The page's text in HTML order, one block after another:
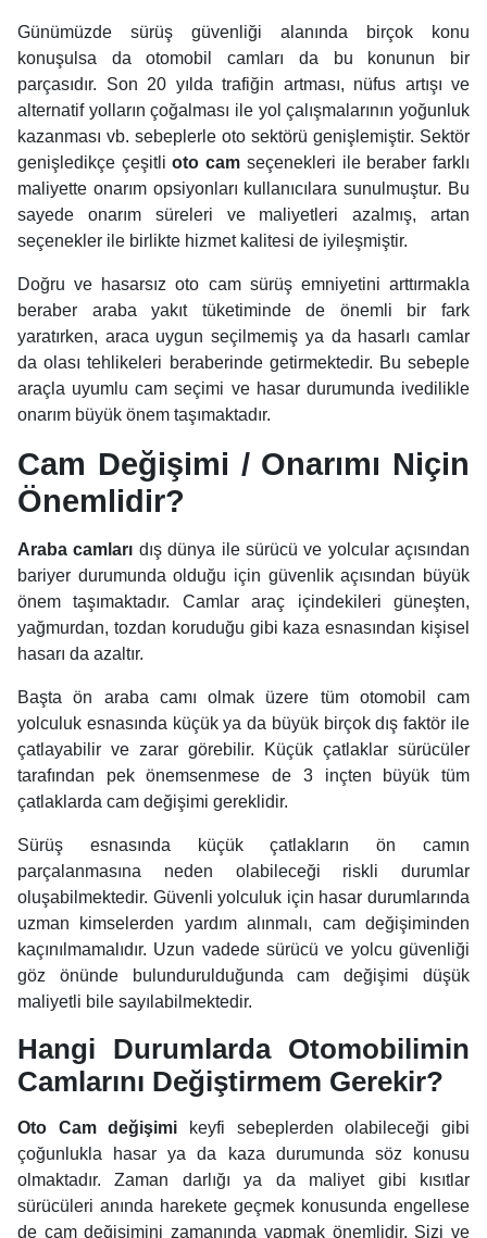
Günümüzde sürüş güvenliği alanında birçok konu
konuşulsa da otomobil camları da bu konunun bir
parçasıdır. Son 20 yılda trafiğin artması, nüfus artışı ve
alternatif yolların çoğalması ile yol çalışmalarının yoğunluk
kazanması vb. sebeplerle oto sektörü genişlemiştir. Sektör
genişledikçe çeşitlioto cam seçenekleri ile beraber farklı
maliyette onarım opsiyonları kullanıcılara sunulmuştur. Bu
sayede onarım süreleri ve maliyetleri azalmış, artan
seçenekler ile birlikte hizmet kalitesi de iyileşmiştir.
Doğru ve hasarsız oto cam sürüş emniyetini arttırmakla
beraber araba yakıt tüketiminde de önemli bir fark
yaratırken, araca uygun seçilmemiş ya da hasarlı camlar
da olası tehlikeleri beraberinde getirmektedir. Bu sebeple
araçla uyumlu cam seçimi ve hasar durumunda ivedilikle
onarım büyük önem taşımaktadır.
Cam Değişimi / Onarımı Niçin
Önemlidir?
Araba camları dış dünya ile sürücü ve yolcular açısından
bariyer durumunda olduğu için güvenlik açısından büyük
önem taşımaktadır. Camlar araç içindekileri güneşten,
yağmurdan, tozdan koruduğu gibi kaza esnasından kişisel
hasarı da azaltır.
Başta ön araba camı olmak üzere tüm otomobil cam
yolculuk esnasında küçük ya da büyük birçok dış faktör ile
çatlayabilir ve zarar görebilir. Küçük çatlaklar sürücüler
tarafından pek önemsenmese de 3 inçten büyük tüm
çatlaklarda cam değişimi gereklidir.
Sürüş esnasında küçük çatlakların ön camın
parçalanmasına neden olabileceği riskli durumlar
oluşabilmektedir. Güvenli yolculuk için hasar durumlarında
uzman kimselerden yardım alınmalı, cam değişiminden
kaçınılmamalıdır. Uzun vadede sürücü ve yolcu güvenliği
göz önünde bulundurulduğunda cam değişimi düşük
maliyetli bile sayılabilmektedir.
Hangi Durumlarda Otomobilimin
Camlarını Değiştirmem Gerekir?
Oto Cam değişimi keyfi sebeplerden olabileceği gibi
çoğunlukla hasar ya da kaza durumunda söz konusu
olmaktadır. Zaman darlığı ya da maliyet gibi kısıtlar
sürücüleri anında harekete geçmek konusunda engellese
de cam değişimini zamanında yapmak önemlidir. Sizi ve